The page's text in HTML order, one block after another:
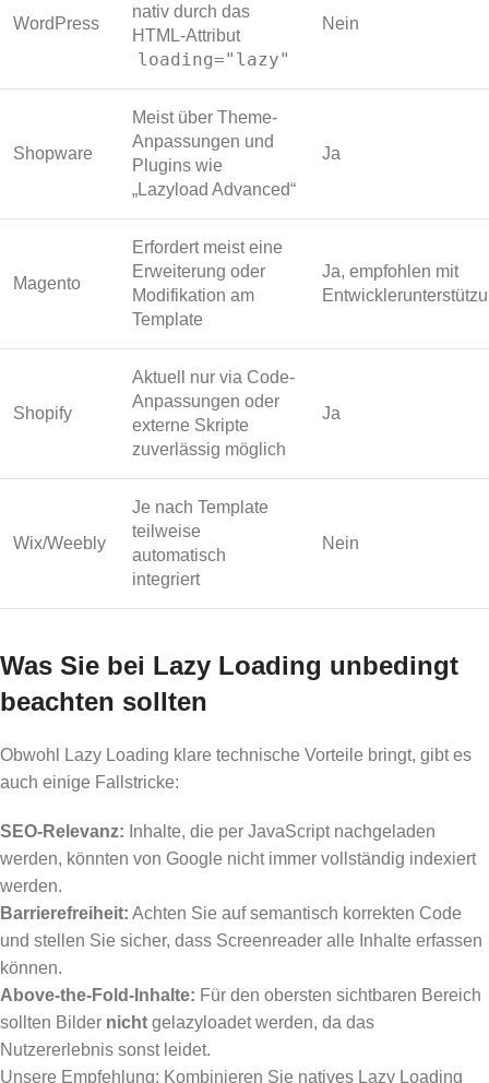
WordPress
nativ durch das
HTML-Attribut
loading="lazy"
Nein
Shopware
Meist über Theme-
Anpassungen und
Plugins wie
„Lazyload Advanced“
Ja
Magento
Erfordert meist eine
Erweiterung oder
Modifikation am
Template
Ja, empfohlen mit
Shopify
Aktuell nur via Code-
Anpassungen oder
externe Skripte
zuverlässig möglich
Ja
Wix/Weebly
Je nach Template
teilweise
automatisch
integriert
Nein
Was Sie bei Lazy Loading unbedingt
beachten sollten
Obwohl Lazy Loading klare technische Vorteile bringt, gibt es
auch einige Fallstricke:
SEO-Relevanz: Inhalte, die per JavaScript nachgeladen
werden, könnten von Google nicht immer vollständig indexiert
werden.
Barrierefreiheit: Achten Sie auf semantisch korrekten Code
und stellen Sie sicher, dass Screenreader alle Inhalte erfassen
können.
Above-the-Fold-Inhalte: Für den obersten sichtbaren Bereich
sollten Bilder nicht gelazyloadet werden, da das
Nutzererlebnis sonst leidet.
Unsere Empfehlung: Kombinieren Sie natives Lazy Loading